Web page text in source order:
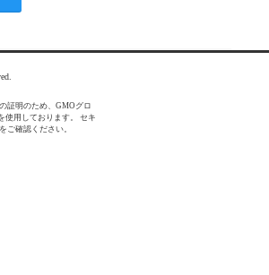
証明のため、GMOグロ
使用しております。 セキ
ご確認ください。